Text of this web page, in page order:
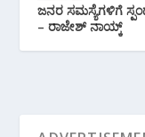
ಜನರ ಸಮಸ್ಯೆಗಳಿಗೆ
– ರಾಜೇಶ್ ನಾಯ್ಕ್